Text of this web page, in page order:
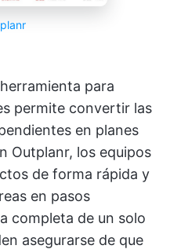
para
permite convertir las
en planes
Outplanr, los equipos
de forma rápida y
en pasos
completa de un solo
asegurarse de que